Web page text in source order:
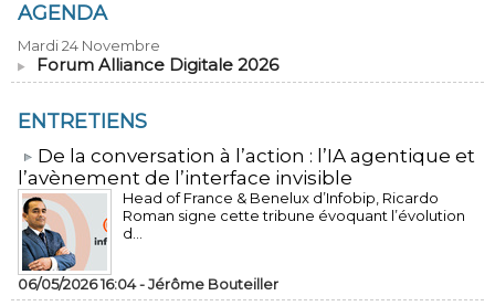
AGENDA
Mardi 24 Novembre
Forum Alliance Digitale 2026
ENTRETIENS
​De la conversation à l’action : l’IA agentique et
l’avènement de l’interface invisible
Head of France & Benelux d’Infobip, Ricardo
Roman signe cette tribune évoquant l’évolution
d...
06/05/2026 16:04 -Jérôme Bouteiller